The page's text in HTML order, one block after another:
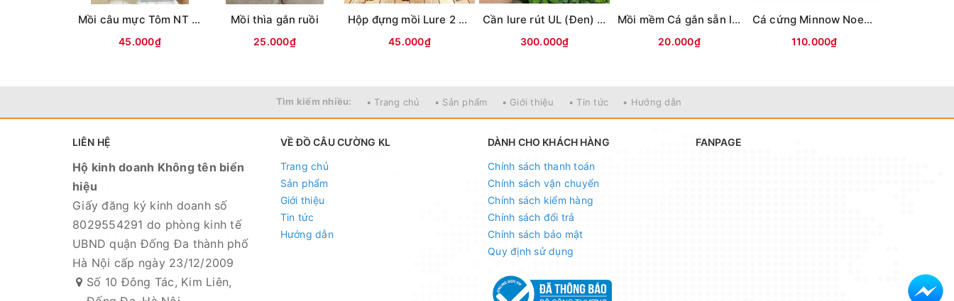
Mồi câu mực Tôm NT ( Lưng vằn )
45.000₫
Mồi thìa gắn ruồi
25.000₫
Hộp đựng mồi Lure 2 mặt KM01 (18x10x5cm)
45.000₫
Cần lure rút UL (Đen) MAX TYSPORT(Thu30cm)
300.000₫
Mồi mềm Cá gắn sẵn lưỡi (8.5cm-13g) Vỏ trong
20.000₫
Cá cứng Minnow Noeby 9006-Nổi-120mm/22g
110.000₫
Tìm kiếm nhiều: • Trang chủ • Sản phẩm • Giới thiệu • Tin tức • Hướng dẫn
LIÊN HỆ
Hộ kinh doanh Không tên biển
hiệu
Giấy đăng ký kinh doanh số
8029554291 do phòng kinh tế
UBND quận Đống Đa thành phố
Hà Nội cấp ngày 23/12/2009
Số 10 Đông Tác, Kim Liên,
VỀ ĐỒ CÂU CƯỜNG KL
Trang chủ
Sản phẩm
Giới thiệu
Tin tức
Hướng dẫn
DÀNH CHO KHÁCH HÀNG
Chính sách thanh toán
Chính sách vận chuyển
Chính sách kiểm hàng
Chính sách đổi trả
Chính sách bảo mật
Quy định sử dụng
FANPAGE